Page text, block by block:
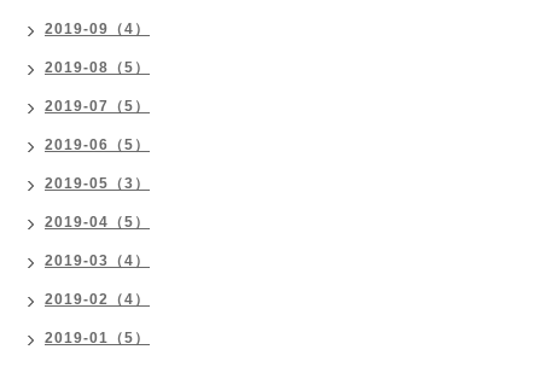
2019-09（4）
2019-08（5）
2019-07（5）
2019-06（5）
2019-05（3）
2019-04（5）
2019-03（4）
2019-02（4）
2019-01（5）